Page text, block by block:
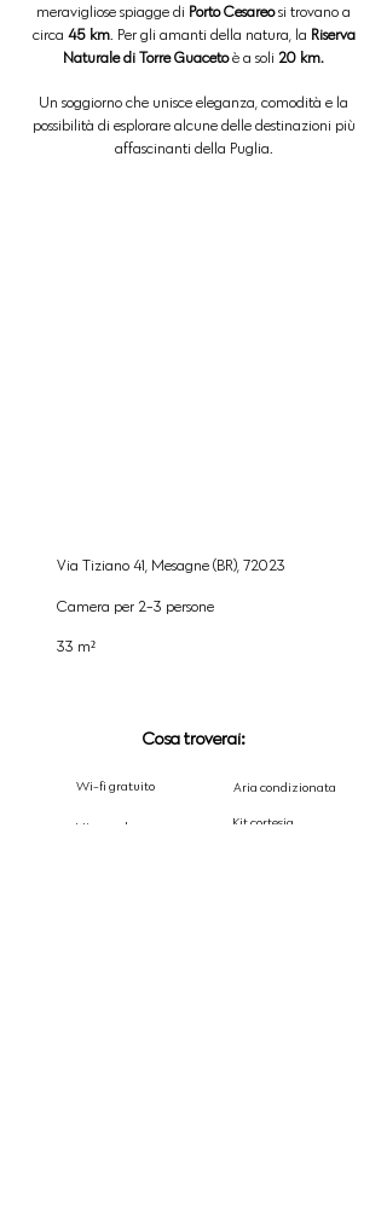
meravigliose spiagge di Porto Cesareosi trovano a
circa 45 km. Per gli amanti della natura, la Riserva
Naturale di Torre Guacetoè a soli 20 km.
Un soggiorno che unisce eleganza, comodità e la
possibilità di esplorare alcune delle destinazioni più
affascinanti della Puglia.
Via Tiziano 41, Mesagne (BR), 72023
Camera per 2-3 persone
33 m²
Cosa troverai:
Wi-fi gratuito
Microonde
Aria condizionata
Kit cortesia